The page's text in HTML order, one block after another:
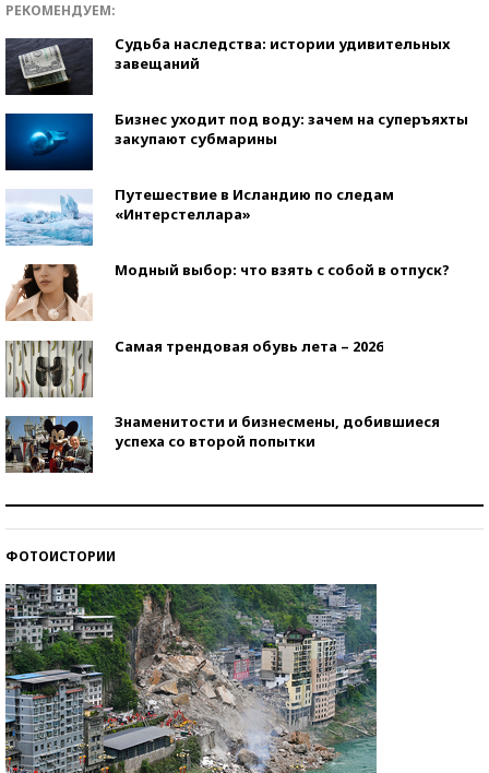
РЕКОМЕНДУЕМ:
Судьба наследства: истории удивительных
завещаний
Бизнес уходит под воду: зачем на суперъяхты
закупают субмарины
Путешествие в Исландию по следам
«Интерстеллара»
Модный выбор: что взять с собой в отпуск?
Самая трендовая обувь лета – 2026
Знаменитости и бизнесмены, добившиеся
успеха со второй попытки
ФОТОИСТОРИИ